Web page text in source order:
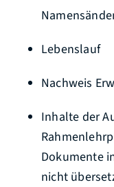
Lebenslauf
Nachweis
Inhalte der
Dokumente
nicht